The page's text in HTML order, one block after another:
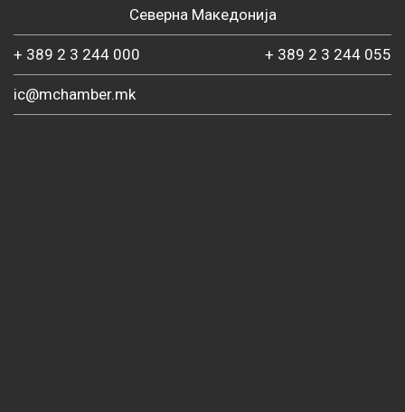
Северна Македонија
+ 389 2 3 244 000 + 389 2 3 244 055
ic@mchamber.mk